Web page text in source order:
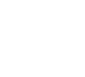
IPMED 45 WP
PLATE CARRIER